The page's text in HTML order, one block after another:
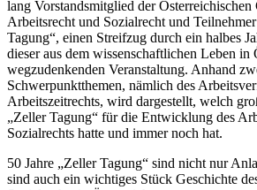
lang Vorstandsmitglied der Österreichischen
Arbeitsrecht und Sozialrecht und
Tagung“, einen Streifzug durch ein halbes
dieser aus dem wissenschaftlichen Leben in
wegzudenkenden Veranstaltung. Anhand
Schwerpunktthemen, nämlich des
Arbeitszeitrechts, wird dargestellt, welch
„Zeller Tagung“ für die Entwicklung des
Sozialrechts hatte und immer noch hat.
50 Jahre „Zeller Tagung“ sind nicht nur
sind auch ein wichtiges Stück Geschichte